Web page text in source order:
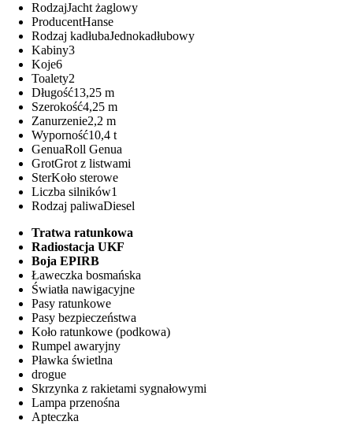
RodzajJacht żaglowy
ProducentHanse
Rodzaj kadłubaJednokadłubowy
Kabiny3
Koje6
Toalety2
Długość13,25 m
Szerokość4,25 m
Zanurzenie2,2 m
Wyporność10,4 t
GenuaRoll Genua
GrotGrot z listwami
SterKoło sterowe
Liczba silników1
Rodzaj paliwaDiesel
Tratwa ratunkowa
Radiostacja UKF
Boja EPIRB
Ławeczka bosmańska
Światła nawigacyjne
Pasy ratunkowe
Pasy bezpieczeństwa
Koło ratunkowe (podkowa)
Rumpel awaryjny
Pławka świetlna
drogue
Skrzynka z rakietami sygnałowymi
Lampa przenośna
Apteczka